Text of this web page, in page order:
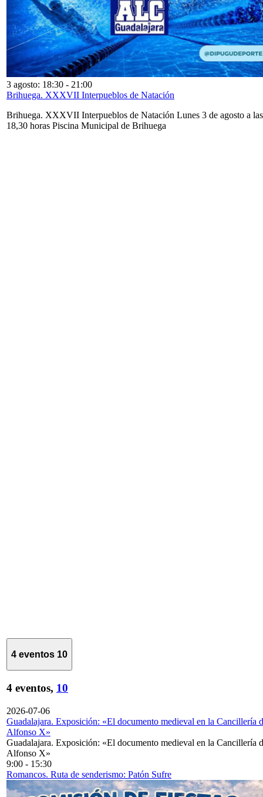
3 agosto: 18:30 - 21:00
Brihuega. XXXVII Interpueblos de Natación
Brihuega. XXXVII Interpueblos de Natación Lunes 3 de agosto a las
18,30 horas Piscina Municipal de Brihuega
4 eventos 10
4 eventos, 10
2026-07-06
Guadalajara. Exposición: «El documento medieval en la Cancillería
Alfonso X»
Guadalajara. Exposición: «El documento medieval en la Cancillería
Alfonso X»
9:00 - 15:30
Romancos. Ruta de senderismo: Patón Sufre